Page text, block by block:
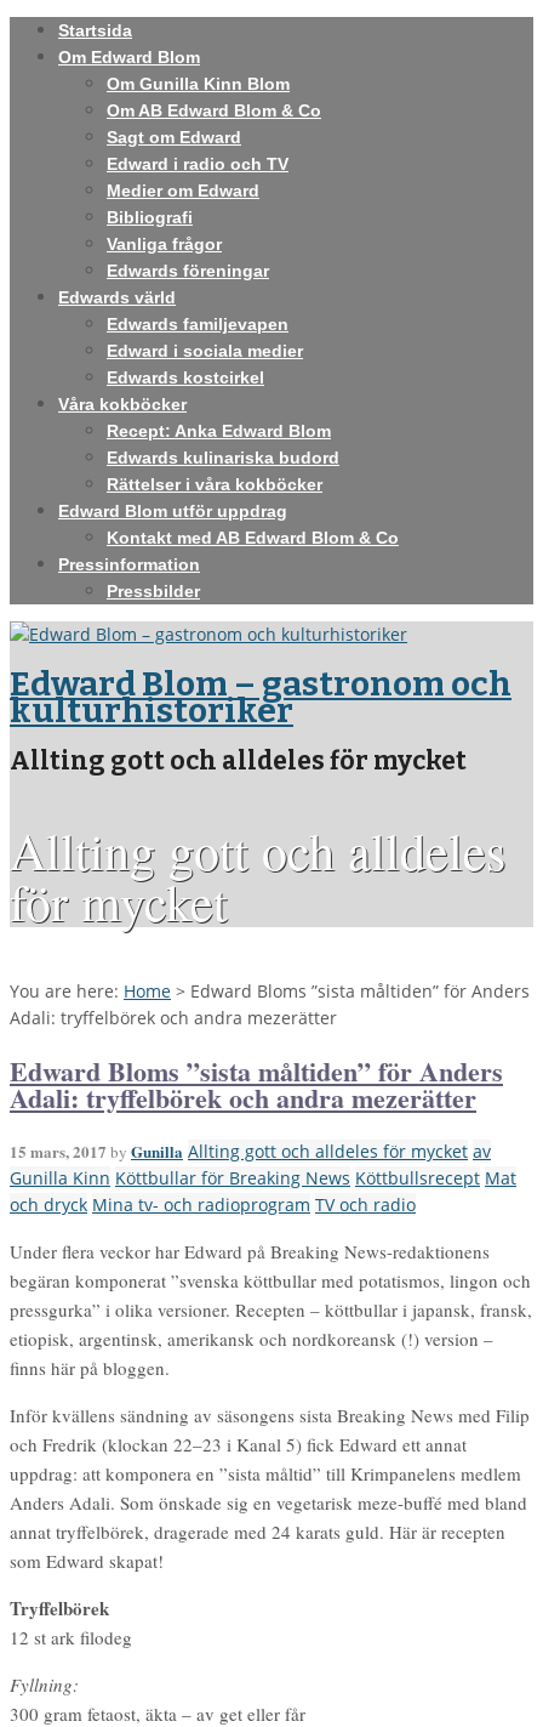
Startsida
Om Edward Blom
Om Gunilla Kinn Blom
Om AB Edward Blom & Co
Sagt om Edward
Edward i radio och TV
Medier om Edward
Bibliografi
Vanliga frågor
Edwards föreningar
Edwards värld
Edwards familjevapen
Edward i sociala medier
Edwards kostcirkel
Våra kokböcker
Recept: Anka Edward Blom
Edwards kulinariska budord
Rättelser i våra kokböcker
Edward Blom utför uppdrag
Kontakt med AB Edward Blom & Co
Pressinformation
Pressbilder
Edward Blom – gastronom och
kulturhistoriker
Allting gott och alldeles för mycket
Allting gott och alldeles
för mycket
You are here: Home > Edward Bloms ”sista måltiden” för Anders
Adali: tryffelbörek och andra mezerätter
Edward Bloms ”sista måltiden” för Anders
Adali: tryffelbörek och andra mezerätter
15 mars, 2017 by Gunilla Allting gott och alldeles för mycket av
Gunilla Kinn Köttbullar för Breaking News Köttbullsrecept Mat
och dryck Mina tv- och radioprogram TV och radio
Under flera veckor har Edward på Breaking News-redaktionens
begäran komponerat ”svenska köttbullar med potatismos, lingon och
pressgurka” i olika versioner. Recepten – köttbullar i japansk, fransk,
etiopisk, argentinsk, amerikansk och nordkoreansk (!) version –
finns här på bloggen.
Inför kvällens sändning av säsongens sista Breaking News med Filip
och Fredrik (klockan 22–23 i Kanal 5) fick Edward ett annat
uppdrag: att komponera en ”sista måltid” till Krimpanelens medlem
Anders Adali. Som önskade sig en vegetarisk meze-buffé med bland
annat tryffelbörek, dragerade med 24 karats guld. Här är recepten
som Edward skapat!
Tryffelbörek
12 st ark filodeg
Fyllning:
300 gram fetaost, äkta – av get eller får